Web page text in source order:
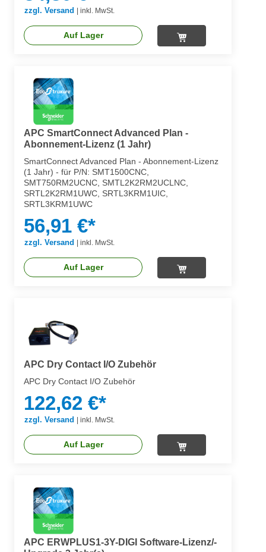
zzgl. Versand inkl. MwSt.
Auf Lager
APC SmartConnect Advanced Plan -
Abonnement-Lizenz (1 Jahr)
SmartConnect Advanced Plan - Abonnement-Lizenz
(1 Jahr) - für P/N: SMT1500CNC,
SMT750RM2UCNC, SMTL2K2RM2UCLNC,
SRTL2K2RM1UWC, SRTL3KRM1UIC,
SRTL3KRM1UWC
56,91 €*
zzgl. Versand inkl. MwSt.
Auf Lager
APC Dry Contact I/O Zubehör
APC Dry Contact I/O Zubehör
122,62 €*
zzgl. Versand inkl. MwSt.
Auf Lager
APC ERWPLUS1-3Y-DIGI Software-Lizenz/-